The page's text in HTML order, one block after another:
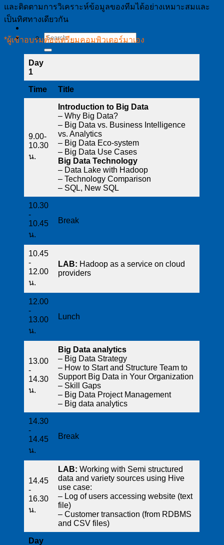
และติดตามการวิเคราะห์ข้อมูลของทีมได้อย่างเหมาะสมและ
เป็นทิศทางเดียวกัน
*ผู้เข้าอบรมต้องเตรียมคอมพิวเตอร์มาเอง
Day
1
Time Title
9.00-
10.30
น.
Introduction to Big Data
– Why Big Data?
– Big Data vs. Business Intelligence
vs. Analytics
– Big Data Eco-system
– Big Data Use Cases
Big Data Technology
– Data Lake with Hadoop
– Technology Comparison
– SQL, New SQL
10.30
-
10.45
น.
Break
10.45
-
12.00
น.
LAB: Hadoop as a service on cloud
providers
12.00
-
13.00
น.
Lunch
13.00
-
14.30
น.
Big Data analytics
– Big Data Strategy
– How to Start and Structure Team to
Support Big Data in Your Organization
– Skill Gaps
– Big Data Project Management
– Big data analytics
14.30
-
14.45
น.
Break
14.45
-
16.30
น.
LAB: Working with Semi structured
data and variety sources using Hive
use case:
– Log of users accessing website (text
file)
– Customer transaction (from RDBMS
and CSV files)
Day